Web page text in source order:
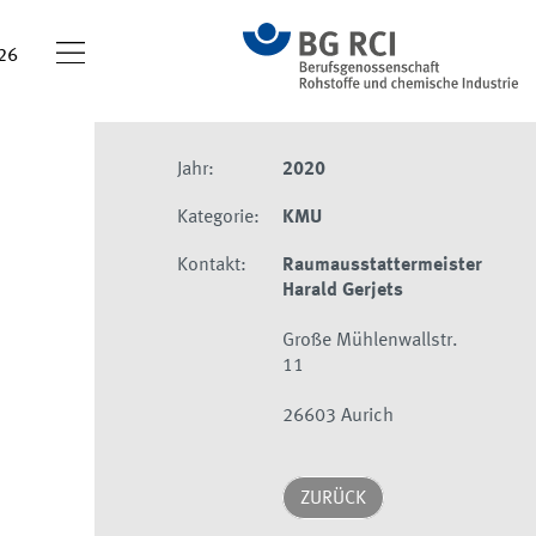
Jahr: 2020
Kategorie: KMU
Kontakt:
Raumausstattermeister
Harald Gerjets
Große Mühlenwallstr.
11
26603 Aurich
ZURÜCK